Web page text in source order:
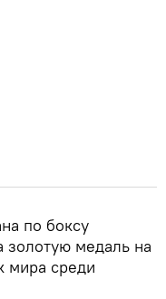
по боксу
золотую медаль на
мира среди